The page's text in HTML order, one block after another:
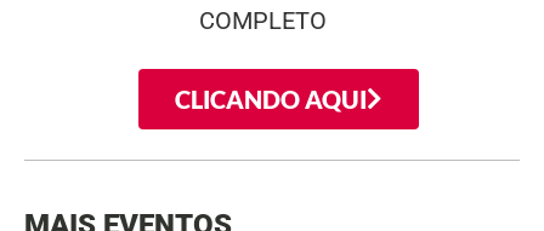
COMPLETO
CLICANDO AQUI